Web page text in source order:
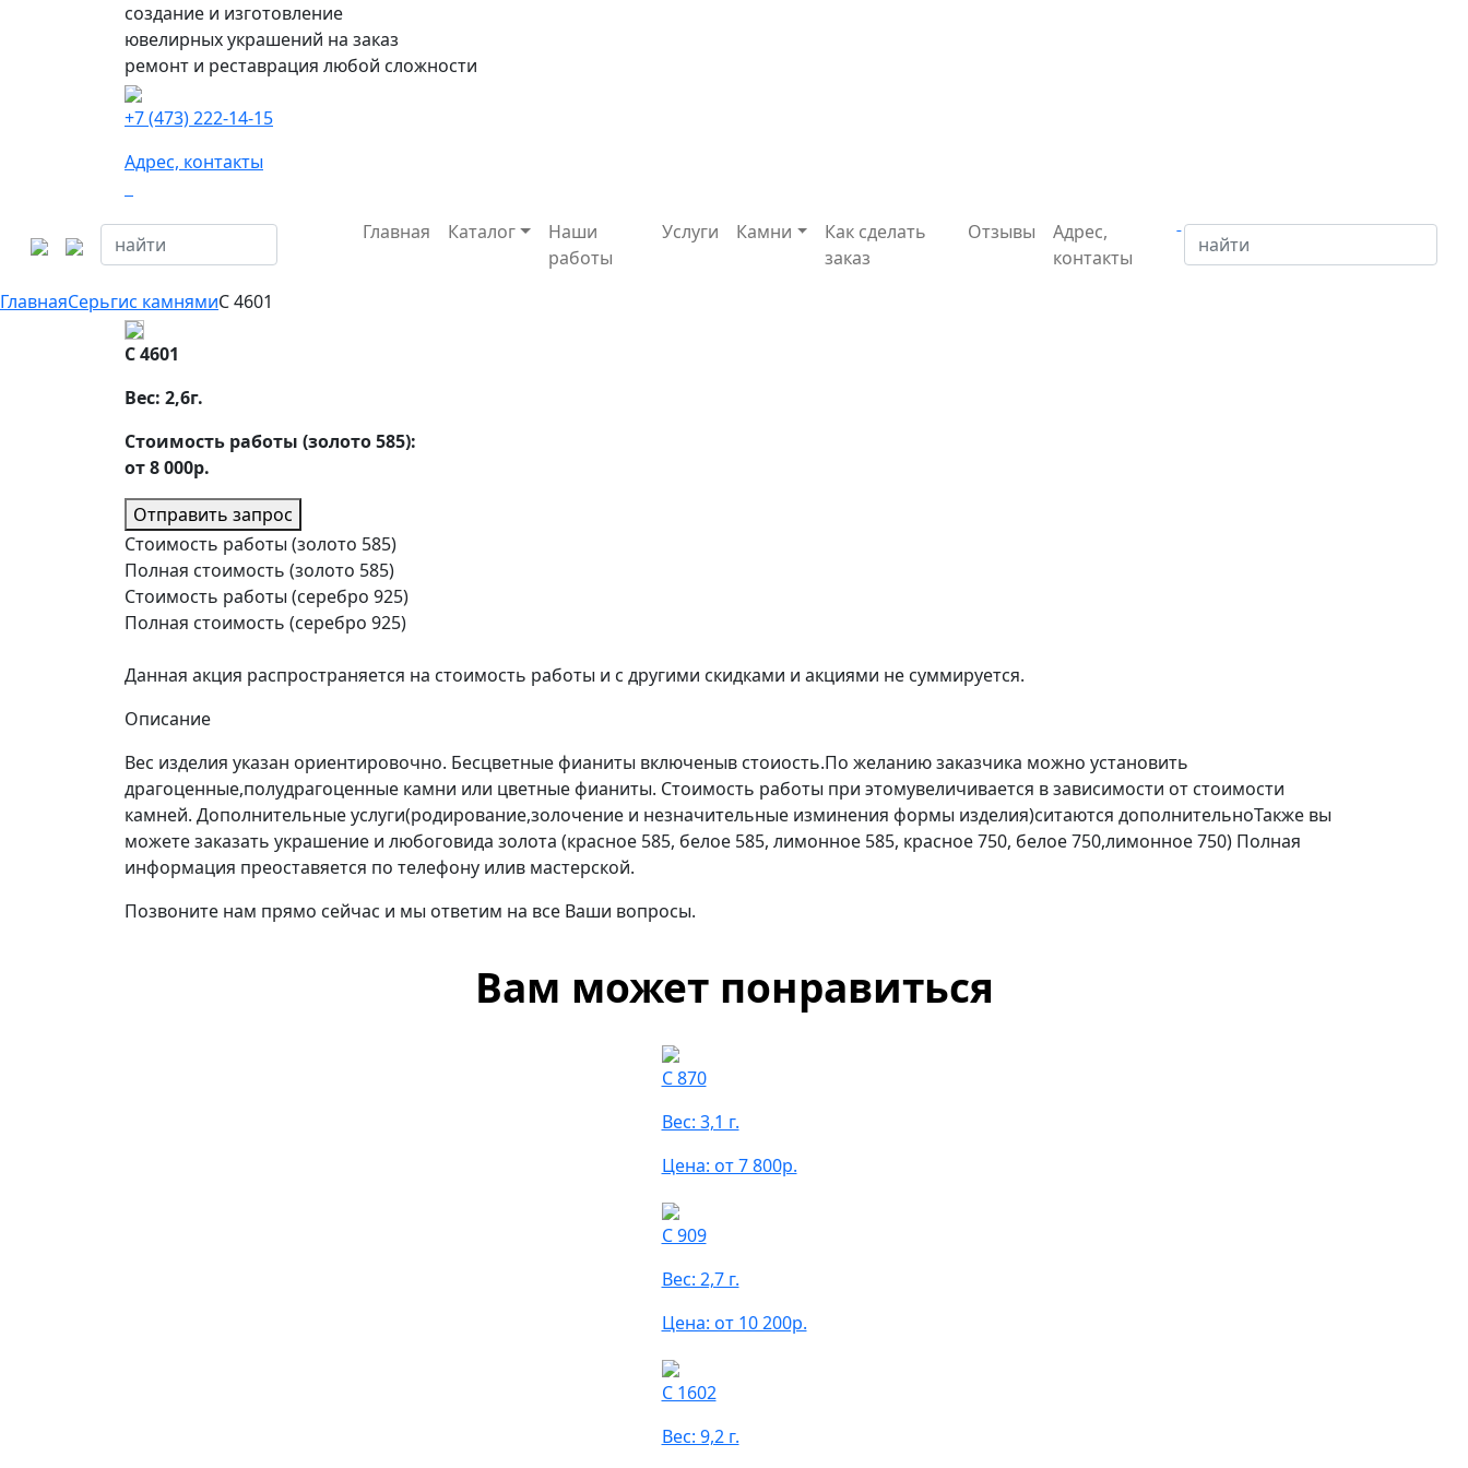
создание и изготовление
ювелирных украшений на заказ
ремонт и реставрация любой сложности
+7 (473) 222-14-15
Адрес, контакты
Главная Каталог
Наши
работы
Услуги Камни
Как сделать
заказ
Отзывы
Адрес,
контакты
ГлавнаяСерьгис камнямиС 4601
С 4601
Вес: 2,6г.
Стоимость работы (золото 585):
от 8 000р.
Отправить запрос
Стоимость работы (золото 585)
Полная стоимость (золото 585)
Стоимость работы (серебро 925)
Полная стоимость (серебро 925)
Данная акция распространяется на стоимость работы и с другими скидками и акциями не суммируется.
Описание
Вес изделия указан ориентировочно. Бесцветные фианиты включеныв стоиость.По желанию заказчика можно установить
драгоценные,полудрагоценные камни или цветные фианиты. Стоимость работы при этомувеличивается в зависимости от стоимости
камней. Дополнительные услуги(родирование,золочение и незначительные изминения формы изделия)ситаются дополнительноТакже вы
можете заказать украшение и любоговида золота (красное 585, белое 585, лимонное 585, красное 750, белое 750,лимонное 750) Полная
информация преоставяется по телефону илив мастерской.
Позвоните нам прямо сейчас и мы ответим на все Ваши вопросы.
Вам может понравиться
С 870
Вес: 3,1 г.
Цена: от 7 800р.
С 909
Вес: 2,7 г.
Цена: от 10 200р.
С 1602
Вес: 9,2 г.